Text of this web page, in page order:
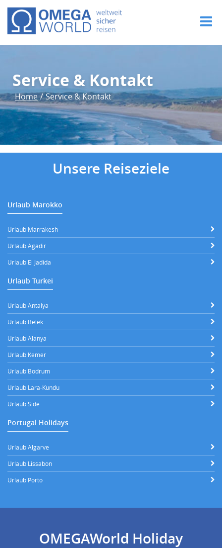
Service & Kontakt
Home / Service & Kontakt
Unsere Reiseziele
Urlaub Marokko
Urlaub Marrakesh
Urlaub Agadir
Urlaub El Jadida
Urlaub Turkei
Urlaub Antalya
Urlaub Belek
Urlaub Alanya
Urlaub Kemer
Urlaub Bodrum
Urlaub Lara-Kundu
Urlaub Side
Portugal Holidays
Urlaub Algarve
Urlaub Lissabon
Urlaub Porto
OMEGAWorld Holiday